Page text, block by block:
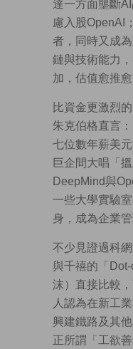
達一方面壟斷
慮入股OpenAI
者，同時又成
鏈與技術能力
加，估值愈推愈
比資金更激烈
朱克伯格直言
七位數年薪美
巨企間大唱「
DeepMind與
一些大學實驗
身，成為企業管
不少見證過科
與千禧的「
沫）直接比較
人認為在新工
興建鐵路及其
正所謂「工欲